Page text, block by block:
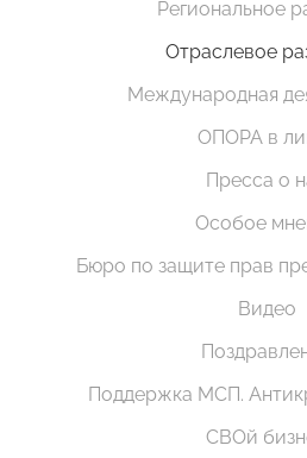
Региональное
Отраслевое
Международная
ОПОРА в
Пресса о
Особое
Бюро по защите прав
Видео
Поддержка МСП.
СВОй